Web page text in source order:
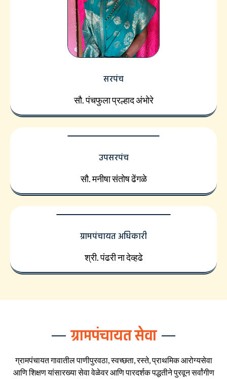
सरपंच
सौ. पंचफुला प्रल्हाद अंभोरे
उपसरपंच
सौ. मनीषा संतोष ढेंगळे
ग्रामपंचायत अधिकारी
श्री. पंढरी ना देव्हढे
ग्रामपंचायत सेवा
ग्रामपंचायत गावातील पाणीपुरवठा, स्वच्छता, रस्ते, प्राथमिक आरोग्यसेवा
आणि शिक्षण यांसारख्या सेवा वेळेवर आणि पारदर्शक पद्धतीने पुरवून सर्वांगीण